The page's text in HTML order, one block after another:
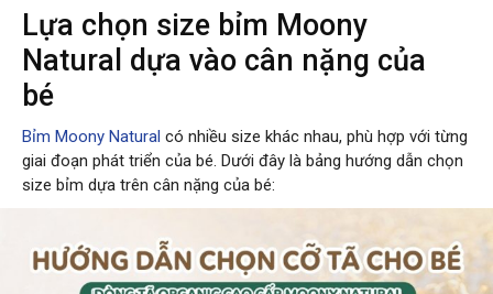
Lựa chọn size bỉm Moony
Natural dựa vào cân nặng của
bé
Bỉm Moony Natural có nhiều size khác nhau, phù hợp với từng
giai đoạn phát triển của bé. Dưới đây là bảng hướng dẫn chọn
size bỉm dựa trên cân nặng của bé: